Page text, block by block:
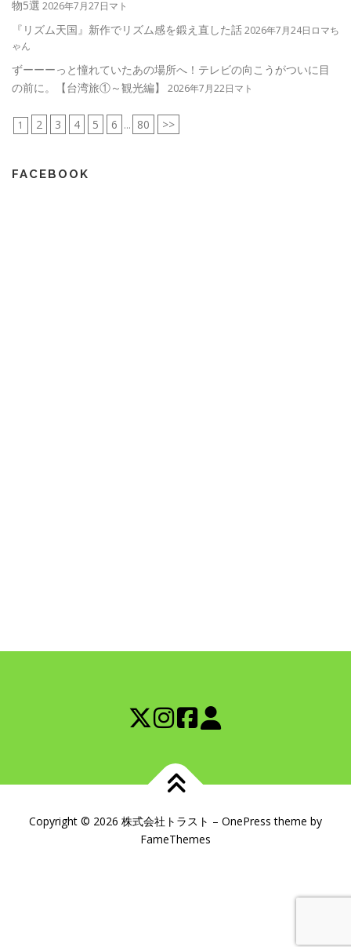
物5選 2026年7月27日マト
『リズム天国』新作でリズム感を鍛え直した話2026年7月24日ロマち
ゃん
ずーーーっと憧れていたあの場所へ！テレビの向こうがついに目
の前に。【台湾旅①～観光編】
2026年7月22日マト
1 2 3 4 5 6 ... 80 >>
FACEBOOK
Copyright © 2026 株式会社トラスト – OnePress theme by
FameThemes